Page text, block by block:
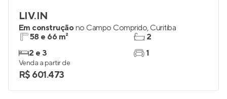
LIV.IN
Em construçãono Campo Comprido, Curitiba
58 e 66 m²
2 e 3
2
1
Venda a partir de
R$ 601.473